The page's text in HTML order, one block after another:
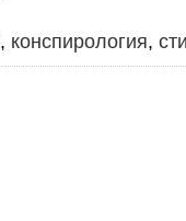
, конспирология,